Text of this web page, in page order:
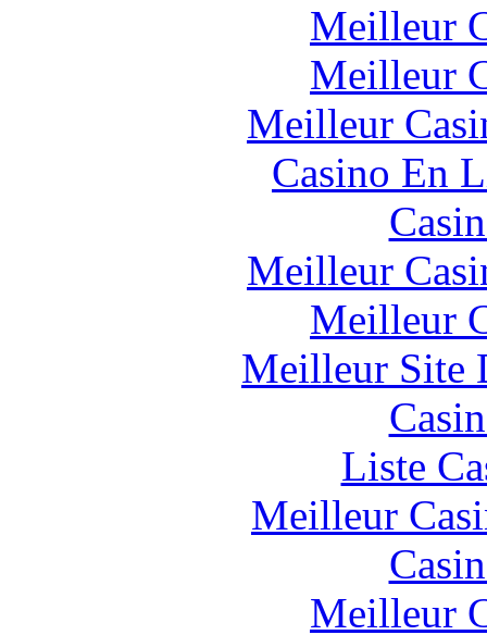
Meilleur
Meilleur
Meilleur
Casino En
Meilleur
Meilleur
Meilleur Site
Liste
Meilleur
Meilleur